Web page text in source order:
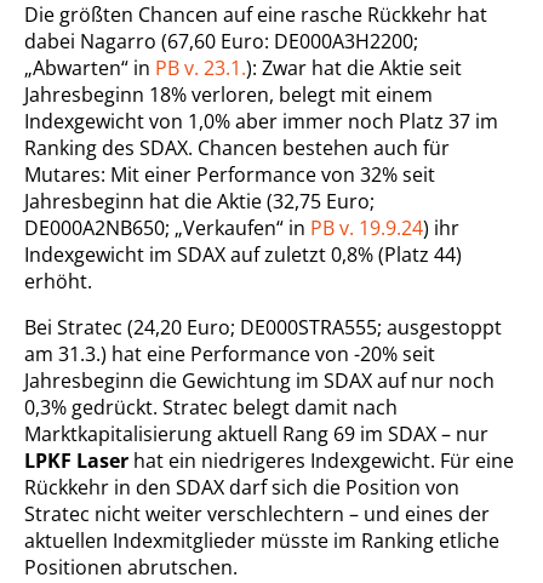
Die größten Chancen auf eine rasche Rückkehr hat
dabei Nagarro (67,60 Euro: DE000A3H2200;
„Abwarten“ in PB v. 23.1.): Zwar hat die Aktie seit
Jahresbeginn 18% verloren, belegt mit einem
Indexgewicht von 1,0% aber immer noch Platz 37 im
Ranking des SDAX. Chancen bestehen auch für
Mutares: Mit einer Performance von 32% seit
Jahresbeginn hat die Aktie (32,75 Euro;
DE000A2NB650; „Verkaufen“ in PB v. 19.9.24) ihr
Indexgewicht im SDAX auf zuletzt 0,8% (Platz 44)
erhöht.
Bei Stratec (24,20 Euro; DE000STRA555; ausgestoppt
am 31.3.) hat eine Performance von -20% seit
Jahresbeginn die Gewichtung im SDAX auf nur noch
0,3% gedrückt. Stratec belegt damit nach
Marktkapitalisierung aktuell Rang 69 im SDAX – nur
LPKF Laser hat ein niedrigeres Indexgewicht. Für eine
Rückkehr in den SDAX darf sich die Position von
Stratec nicht weiter verschlechtern – und eines der
aktuellen Indexmitglieder müsste im Ranking etliche
Positionen abrutschen.